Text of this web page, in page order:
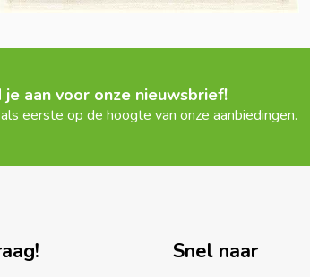
je aan voor onze nieuwsbrief!
eerste op de hoogte van onze aanbiedingen.
Snel naar